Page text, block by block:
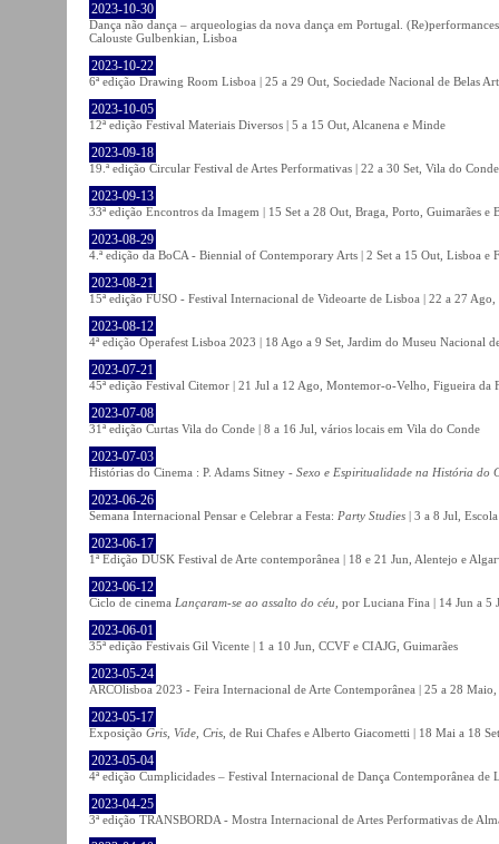
2023-10-30
Dança não dança – arqueologias da nova dança em Portugal.
Calouste Gulbenkian, Lisboa
2023-10-22
6ª edição Drawing Room Lisboa | 25 a 29 Out, Sociedade Nacional de Belas
2023-10-05
12ª edição Festival Materiais Diversos | 5 a 15 Out, Alcanena e Minde
2023-09-18
19.ª edição Circular Festival de Artes Performativas | 22 a 30 Set, Vila do Conde
2023-09-13
33ª edição Encontros da Imagem | 15 Set a 28 Out, Braga, Porto, Guimarães e
2023-08-29
4.ª edição da BoCA - Biennial of Contemporary Arts | 2 Set a 15 Out, Lisboa e
2023-08-21
15ª edição FUSO - Festival Internacional de Videoarte de Lisboa | 22 a 27
2023-08-12
4ª edição Operafest Lisboa 2023 | 18 Ago a 9 Set, Jardim do Museu Nacional
2023-07-21
45ª edição Festival Citemor | 21 Jul a 12 Ago, Montemor-o-Velho, Figueira da
2023-07-08
31ª edição Curtas Vila do Conde | 8 a 16 Jul, vários locais em Vila do Conde
2023-07-03
Histórias do Cinema : P. Adams Sitney - Sexo e Espiritualidade na História do
2023-06-26
Semana Internacional Pensar e Celebrar a Festa: Party Studies | 3 a 8 Jul,
2023-06-17
1ª Edição DUSK Festival de Arte contemporânea | 18 e 21 Jun, Alentejo e
2023-06-12
Ciclo de cinema Lançaram-se ao assalto do céu , por Luciana Fina | 14 Jun a 5
2023-06-01
35ª edição Festivais Gil Vicente | 1 a 10 Jun, CCVF e CIAJG, Guimarães
2023-05-24
ARCOlisboa 2023 - Feira Internacional de Arte Contemporânea | 25 a 28
2023-05-17
Exposição Gris, Vide, Cris , de Rui Chafes e Alberto Giacometti | 18 Mai a 18
2023-05-04
4ª edição Cumplicidades – Festival Internacional de Dança Contemporânea
2023-04-25
3ª edição TRANSBORDA - Mostra Internacional de Artes Performativas de